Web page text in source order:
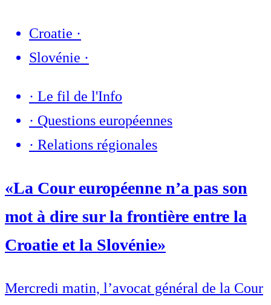
Croatie ·
Slovénie ·
· Le fil de l'Info
· Questions européennes
· Relations régionales
«La Cour européenne n’a pas son
mot à dire sur la frontière entre la
Croatie et la Slovénie»
Mercredi matin, l’avocat général de la Cour